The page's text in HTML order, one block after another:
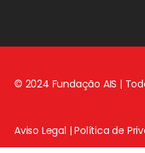
© 2024 Fundação AIS |
Aviso Legal |Política de